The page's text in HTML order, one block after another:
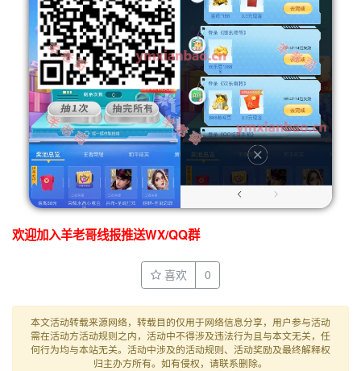
欢迎加入羊老哥线报推送WX/QQ群
喜欢 0
本文活动转载来源网络，转载目的仅用于网络信息分享，用户参与活动
需在活动方活动规则之内，活动中不得涉及违法行为且与本文无关，任
何行为均与本站无关。活动中涉及的活动规则、活动奖励及最终解释权
归主办方所有。如有侵权，请联系删除。